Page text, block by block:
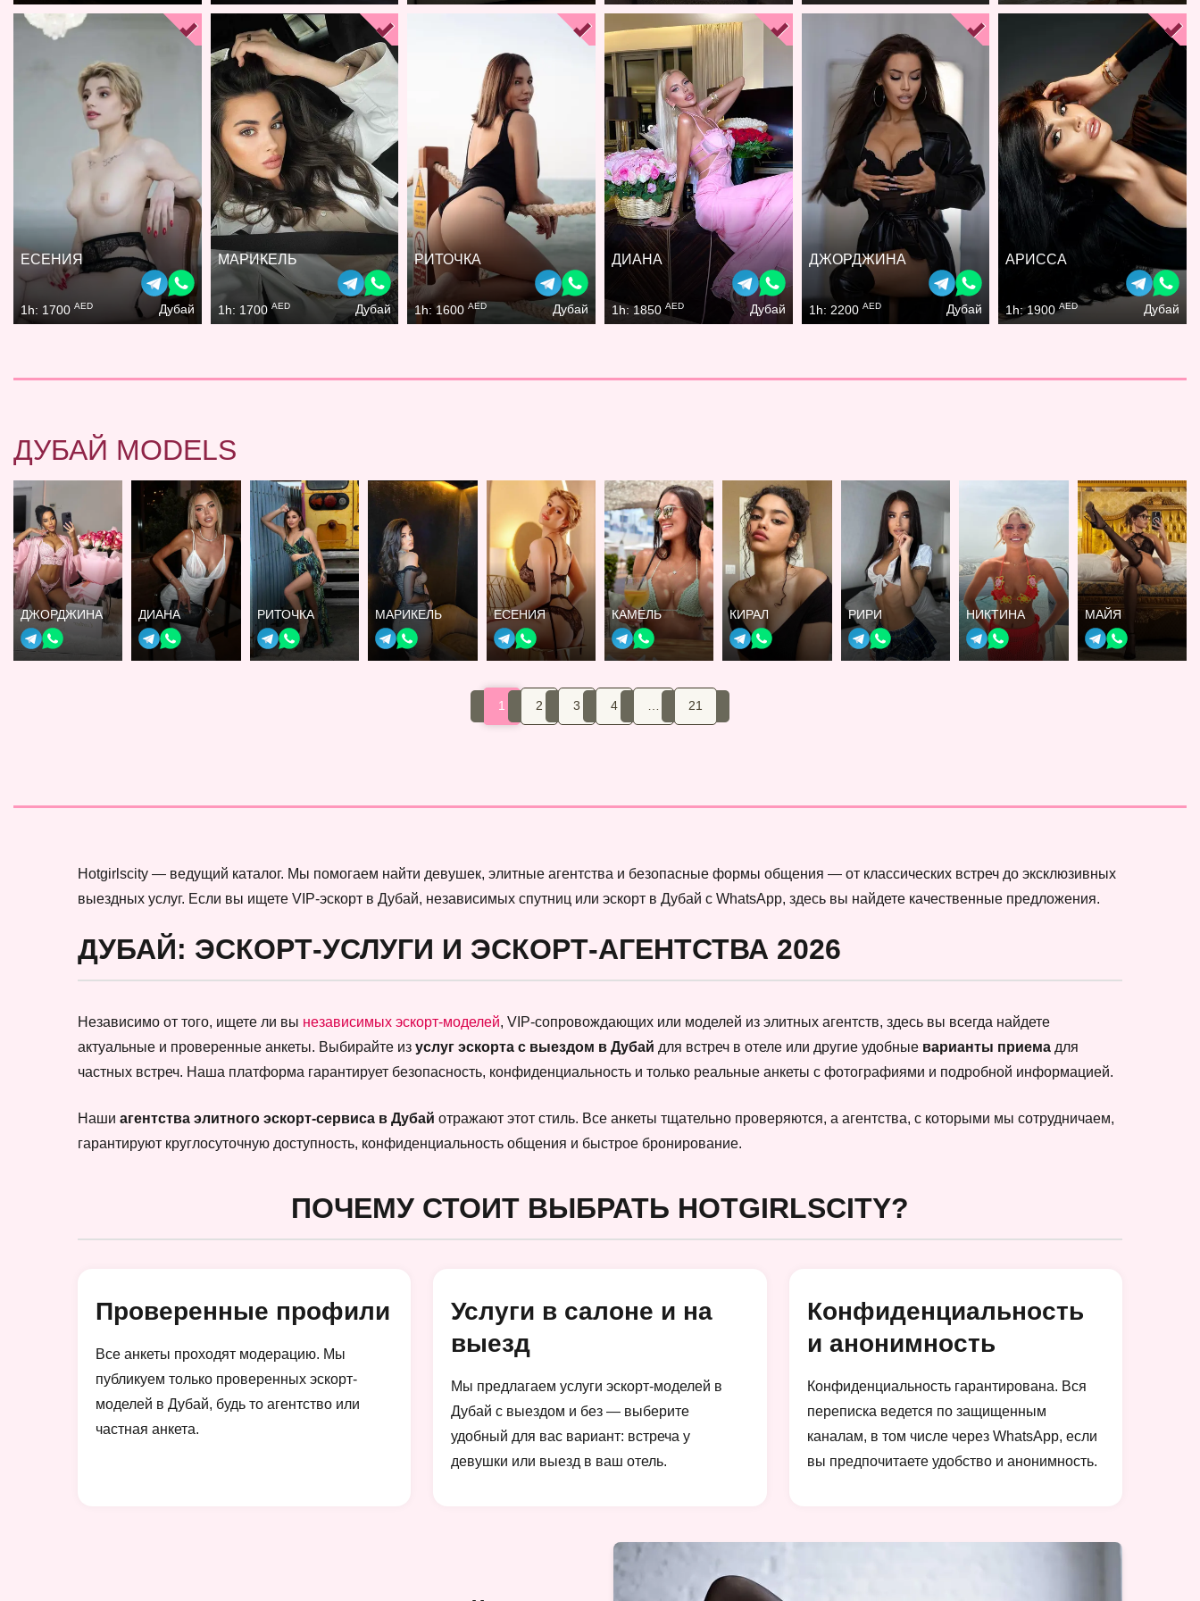
ЕСЕНИЯ
1h: 1700 AED Дубай
МАРИКЕЛЬ
1h: 1700 AED Дубай
РИТОЧКА
1h: 1600AED Дубай
ДИАНА
1h: 1850 AED Дубай
ДЖОРДЖИНА
1h: 2200 AED Дубай
АРИССА
1h: 1900AED Дубай
ДУБАЙ MODELS
ДЖОРДЖИНА ДИАНА РИТОЧКА МАРИКЕЛЬ ЕСЕНИЯ КАМЕЛЬ КИРАЛ РИРИ НИКТИНА МАЙЯ
1 2 3 4 21
Hotgirlscity — ведущий каталог. Мы помогаем найти девушек, элитные агентства и безопасные формы общения — от классических встреч до эксклюзивных
выездных услуг. Если вы ищете VIP-эскорт в Дубай, независимых спутниц или эскорт в Дубай с WhatsApp, здесь вы найдете качественные предложения.
ДУБАЙ: ЭСКОРТ-УСЛУГИ И ЭСКОРТ-АГЕНТСТВА 2026
Независимо от того, ищете ли вы независимых эскорт-моделей, VIP-сопровождающих или моделей из элитных агентств, здесь вы всегда найдете
актуальные и проверенные анкеты. Выбирайте из услуг эскорта с выездом в Дубай для встреч в отеле или другие удобные варианты приема для
частных встреч. Наша платформа гарантирует безопасность, конфиденциальность и только реальные анкеты с фотографиями и подробной информацией.
Наши агентства элитного эскорт-сервиса в Дубай отражают этот стиль. Все анкеты тщательно проверяются, а агентства, с которыми мы сотрудничаем,
гарантируют круглосуточную доступность, конфиденциальность общения и быстрое бронирование.
ПОЧЕМУ СТОИТ ВЫБРАТЬ HOTGIRLSCITY?
Проверенные профили
Все анкеты проходят модерацию. Мы
публикуем только проверенных эскорт-
моделей в Дубай, будь то агентство или
частная анкета.
Услуги в салоне и на
выезд
Мы предлагаем услуги эскорт-моделей в
Дубай с выездом и без — выберите
удобный для вас вариант: встреча у
девушки или выезд в ваш отель.
Конфиденциальность
и анонимность
Конфиденциальность гарантирована. Вся
переписка ведется по защищенным
каналам, в том числе через WhatsApp, если
вы предпочитаете удобство и анонимность.